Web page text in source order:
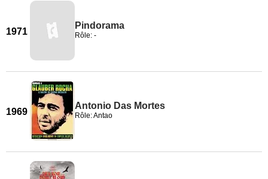
1971
Pindorama
Rôle: -
1969
Antonio Das Mortes
Rôle: Antao